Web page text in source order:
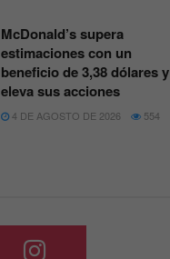
McDonald’s supera
estimaciones con un
beneficio de 3,38 dólares y
eleva sus acciones
4 DE AGOSTO DE 2026 554